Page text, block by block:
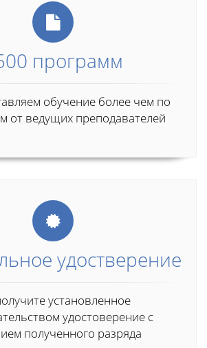
программ
обучение более чем по
от ведущих преподавателей
удостверение
установленное
удостоверение с
полученного разряда